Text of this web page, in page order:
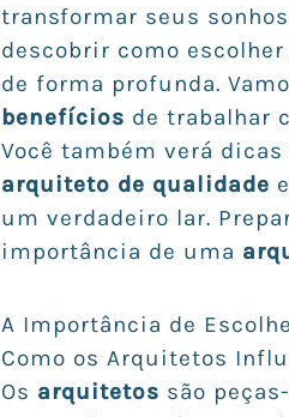
transformar seus
descobrir como
de forma profunda.
benefícios de trabalhar
Você também verá
arquiteto de qualidade
um verdadeiro lar.
importância de uma
A Importância de
Como os Arquitetos
Os arquitetos são